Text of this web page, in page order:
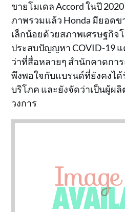
ขายโมเดล Accord ในปี
ภาพรวมแล้ว Honda มียอด
เล็กน้อยด้วยสภาพเศรษฐกิจ
ประสบปัญญหา COVID-19
ว่าที่สื่อหลายๆ สำนักคาดกา
พึงพอใจกับแบรนด์ที่ยังคงไ
บริโภค และยังจัดว่าเป็นผู้ผ
วงการ